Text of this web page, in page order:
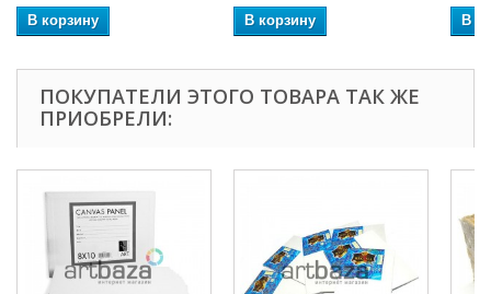
В корзину
В корзину
В
ПОКУПАТЕЛИ ЭТОГО ТОВАРА ТАК ЖЕ
ПРИОБРЕЛИ: